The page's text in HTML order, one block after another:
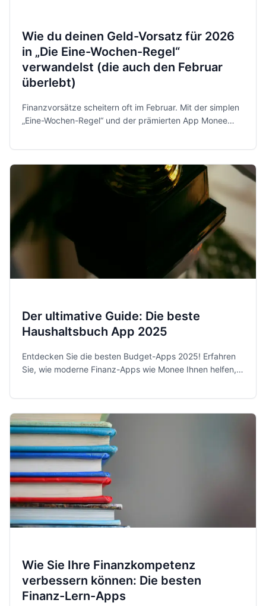
Wie du deinen Geld-Vorsatz für 2026
in „Die Eine-Wochen-Regel“
verwandelst (die auch den Februar
überlebt)
Finanzvorsätze scheitern oft im Februar. Mit der simplen
„Eine-Wochen-Regel“ und der prämierten App Monee
Der ultimative Guide: Die beste
Haushaltsbuch App 2025
Entdecken Sie die besten Budget-Apps 2025! Erfahren
Sie, wie moderne Finanz-Apps wie Monee Ihnen helfen,
Wie Sie Ihre Finanzkompetenz
verbessern können: Die besten
Finanz-Lern-Apps